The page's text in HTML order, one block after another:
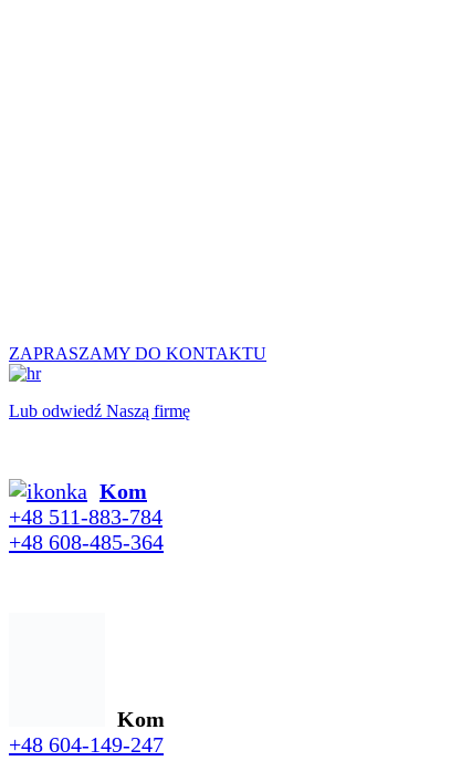
ZAPRASZAMY DO KONTAKTU
Lub odwiedź Naszą firmę
Kom
+48 511-883-784
+48 608-485-364
Kom
+48 604-149-247